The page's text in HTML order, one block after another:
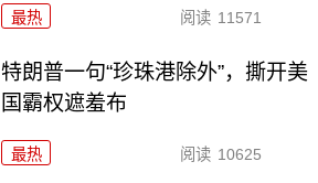
最热 阅读 11571
特朗普一句“珍珠港除外”，撕开美
国霸权遮羞布
最热 阅读 10625